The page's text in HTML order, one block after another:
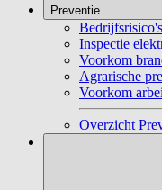
Preventie
Bedrijfsrisico's
Inspectie
Voorkom
Agrarische
Voorkom
Overzicht